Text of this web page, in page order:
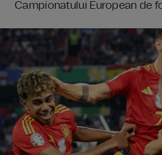
Campionatului European de